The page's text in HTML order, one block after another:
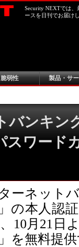
Security NEXTでは
ースを日刊でお届け
脆弱性 製品・サ
バンキン
スワード
ーネット
の本人認
10月21日
を無料提